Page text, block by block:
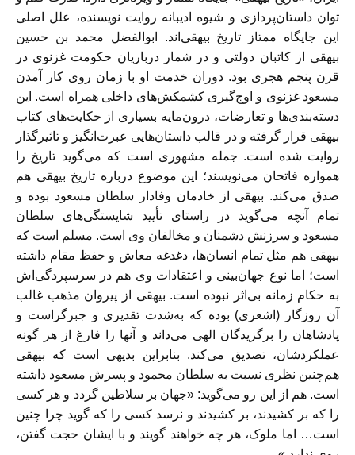
توان داستان‌پردازی و شيوه اديبانه روايت نويسنده، علل اصلی
اين جايگاه ممتاز تاريخ بيهقی‌اند. ابوالفضل محمد بن حسين
بيهقی از كاتبان دولتی و در شمار درباريان حكومت غزنوی در
قرن پنجم هجری بود. دوران خدمت او با زمان روی كار آمدن
مسعود غزنوی و اوج‌گيری كشمكش‌های داخلی همراه است. اين
دسته‌بندی‌ها و تعارضات، درون‌مايه بسياری از حكايت‌های كتاب
بيهقی قرار گرفته و در قالب داستان‌هايی عبرت‌انگيز و تاثيرگذار
روايت شده است. جمله مشهوری است كه می‌گويد تاريخ را
همواره فاتحان می‌نويسند؛ اين موضوع درباره تاريخ بيهقی هم
صدق می‌كند. بيهقی از خادمان وفادار سلطان مسعود بوده و
تمام آنچه می‌گويد در راستای تأييد شايستگی‌های سلطان
مسعود و سرزنش دشمنان و مخالفان وی است. مسلم است كه
بيهقی هم مثل تمام انسان‌ها، دغدغه معاش و حفظ مقام داشته
است؛ اما نوع جهان‌بينی و اعتقادات وی هم در سرسپردگی‌اش
به حكام زمانه بی‌اثر نبوده است. بيهقی از پيروان مذهب غالب
آن روزگار (اشعری) بوده كه به‌شدت تقديری و جبرگراست و
پادشاهان را برگزيدگان الهی می‌داند و آنها را فارغ از هر گونه
عملكردشان، تصديق می‌كند. بنابراين بديهی است كه بيهقی
هم‌چنين نظری نسبت به سلطان محمود و پسرش مسعود داشته
است. هم از اين رو می‌گويد: «جهان بر سلاطين گردد و هر كسی
را كه بر كشيدند، بر كشيدند و نرسد كسی را كه گويد چرا چنين
است… اما ملوک، هر چه خواهند گويند و با ايشان حجت گفتن،